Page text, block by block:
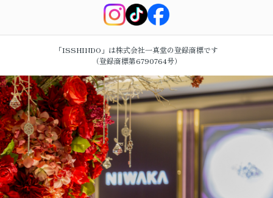
「ISSHINDO」は株式会社一真堂の登録商標です
（登録商標第6790764号）